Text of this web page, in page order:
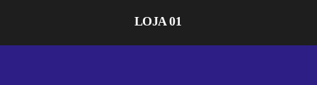
LOJA 01